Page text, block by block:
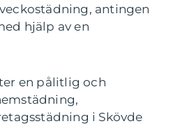
antingen
hjälp av en
en pålitlig och
i Skövde